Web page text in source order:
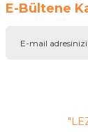
E-Bültene